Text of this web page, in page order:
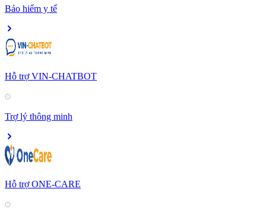
Bảo hiểm y tế
Hỗ trợ VIN-CHATBOT
Trợ lý thông minh
Hỗ trợ ONE-CARE